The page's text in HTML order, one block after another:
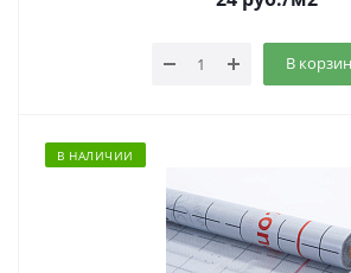
В
В НАЛИЧИИ